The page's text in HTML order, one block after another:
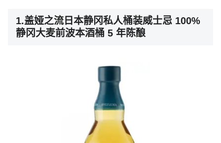
1.盖娅之流日本静冈私人桶装威士忌 100%
静冈大麦前波本酒桶 5 年陈酿